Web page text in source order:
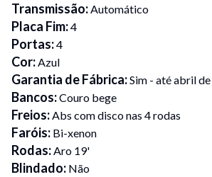
Transmissão:Automático
Placa Fim:4
Portas:4
Cor:Azul
Garantia de Fábrica:Sim - até abril
Bancos:Couro bege
Freios:Abs com disco nas 4 rodas
Faróis: Bi-xenon
Rodas:Aro 19'
Blindado: Não